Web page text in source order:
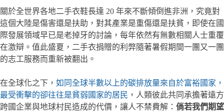
關於全世界各地二手衣鞋長達 20 年來不斷傾倒進非洲，究竟對
這個大陸是傷害還是扶助，對其產業是重傷還是扶貧，即使在國
際發展領域早已是老掉牙的討論，每年依然有無數相關人士重覆
在激辯。值此盛夏，二手衣捐贈的利弊隨著暑假期間一團又一團
的志工服務而重新被翻出。
在全球化之下， 如同全球半數以上的碳排放量來自於富裕國家，
最受衝擊的卻往往是貧弱國家的居民 ，人類彼此共同承擔著遠方
跨國企業與地球村民造成的代價，讓人不禁費解： 倘若我們期望